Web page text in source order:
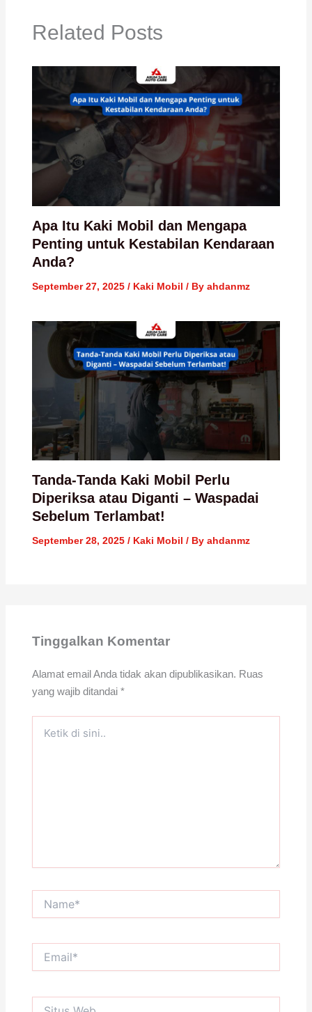
Related Posts
Apa Itu Kaki Mobil dan Mengapa
Penting untuk Kestabilan Kendaraan
Anda?
September 27, 2025 / Kaki Mobil / By ahdanmz
Tanda-Tanda Kaki Mobil Perlu
Diperiksa atau Diganti – Waspadai
Sebelum Terlambat!
September 28, 2025 / Kaki Mobil / By ahdanmz
Tinggalkan Komentar
Alamat email Anda tidak akan dipublikasikan. Ruas
yang wajib ditandai *